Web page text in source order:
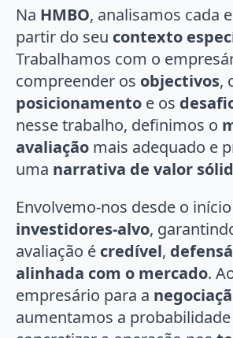
Na HMBO, analisamos cada
partir do seu contexto
Trabalhamos com o
compreender os objectivos,
posicionamento e os
nesse trabalho, definimos o
avaliação mais adequado e
uma narrativa de valor
Envolvemo-nos desde o
investidores-alvo,
avaliação é credível,
alinhada com o mercado.
empresário para a
aumentamos a